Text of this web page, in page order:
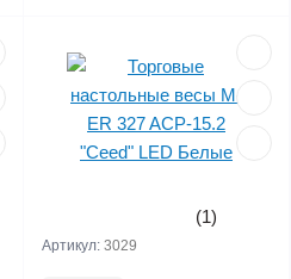
(1)
Артикул: 3029